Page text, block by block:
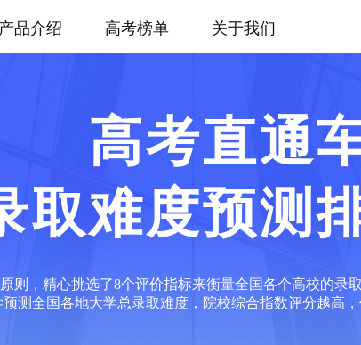
产品介绍 高考榜单 关于我们
高考直通
取难度预测
则，精心挑选了8个评价指标来衡量全国各个高校的录
测全国各地大学总录取难度，院校综合指数评分越高